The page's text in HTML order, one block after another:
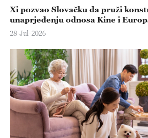
Xi pozvao Slovačku da pruži
unaprjeđenju odnosa Kine i
28-Jul-2026